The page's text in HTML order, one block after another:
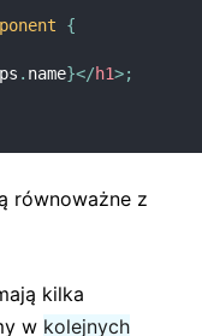
{
. name}</h1>;
równoważne z
kilka
w kolejnych